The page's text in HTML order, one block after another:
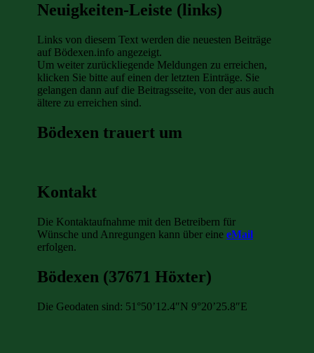
Neuigkeiten-Leiste (links)
Links von diesem Text werden die neuesten Beiträge
auf Bödexen.info angezeigt.
Um weiter zurückliegende Meldungen zu erreichen,
klicken Sie bitte auf einen der letzten Einträge. Sie
gelangen dann auf die Beitragsseite, von der aus auch
ältere zu erreichen sind.
Bödexen trauert um
Kontakt
Die Kontaktaufnahme mit den Betreibern für
Wünsche und Anregungen kann über eine eMail
erfolgen.
Bödexen (37671 Höxter)
Die Geodaten sind: 51°50’12.4″N 9°20’25.8″E